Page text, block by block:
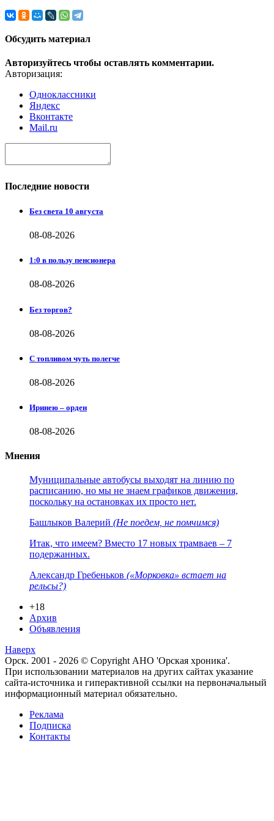
Обсудить материал
Авторизуйтесь чтобы оставлять комментарии.
Авторизация:
Одноклассники
Яндекс
Вконтакте
Mail.ru
Последние новости
Без света 10 августа
08-08-2026
1:0 в пользу пенсионера
08-08-2026
Без торгов?
08-08-2026
С топливом чуть полегче
08-08-2026
Иринею – орден
08-08-2026
Мнения
Муниципальные автобусы выходят на линию по
расписанию, но мы не знаем графиков движения,
поскольку на остановках их просто нет.
Башлыков Валерий (Не поедем, не помчимся)
Итак, что имеем? Вместо 17 новых трамваев – 7
подержанных.
Александр Гребеньков («Морковка» встает на
рельсы?)
+18
Архив
Объявления
Наверх
Орск. 2001 - 2026 © Copyright АНО 'Орская хроника'.
При использовании материалов на других сайтах указание
сайта-источника и гиперактивной ссылки на первоначальный
информационный материал обязательно.
Реклама
Подписка
Контакты